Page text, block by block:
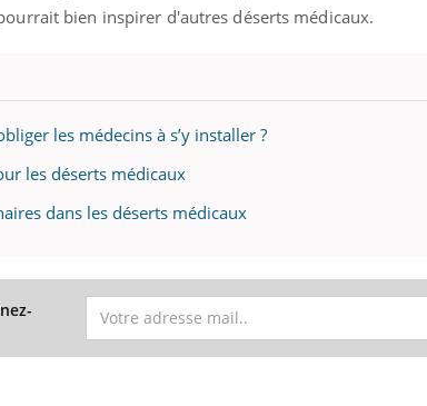
bien inspirer d'autres déserts médicaux.
les médecins à s’y installer ?
les déserts médicaux
dans les déserts médicaux